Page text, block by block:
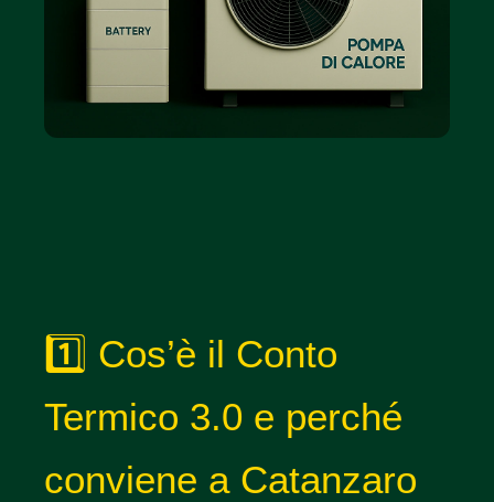
1️⃣ Cos’è il Conto
Termico 3.0 e perché
conviene a Catanzaro